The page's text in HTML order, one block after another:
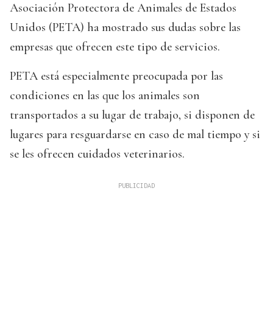
Asociación Protectora de Animales de Estados
Unidos (PETA) ha mostrado sus dudas sobre las
empresas que ofrecen este tipo de servicios.
PETA está especialmente preocupada por las
condiciones en las que los animales son
transportados a su lugar de trabajo, si disponen de
lugares para resguardarse en caso de mal tiempo y si
se les ofrecen cuidados veterinarios.